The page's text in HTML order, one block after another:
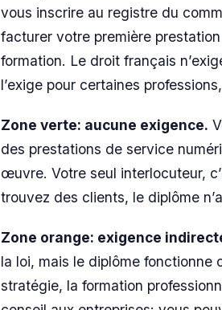
vous inscrire au registre du
facturer votre première
formation. Le droit français
l’exige pour certaines
Zone verte: aucune exigence.
des prestations de service
œuvre. Votre seul interlocuteur,
trouvez des clients, le diplôme
Zone orange: exigence
la loi, mais le diplôme fonctionne
stratégie, la formation